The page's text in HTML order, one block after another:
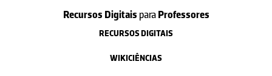
Recursos Digitais paraProfessores
RECURSOS DIGITAIS
WIKICIÊNCIAS